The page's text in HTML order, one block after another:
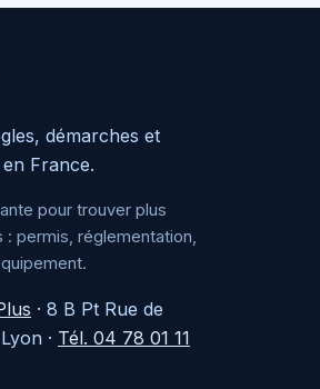
démarches et
France.
pour trouver plus
permis, réglementation,
· 8 B Pt Rue de
· Tél. 04 78 01 11